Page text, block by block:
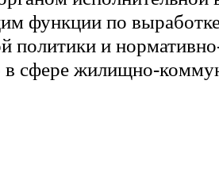
функции по
политики и
в сфере жилищно-